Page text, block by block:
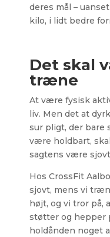
deres mål –
kilo, i lidt bedre
Det skal
træne
At være fysisk
liv. Men det at
sur pligt, der bare
være holdbart,
sagtens være
Hos CrossFit
sjovt, mens vi
højt, og vi tror på,
støtter og hepper
holdånden noget